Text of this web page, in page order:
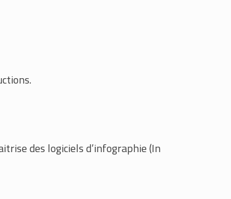
des logiciels d’infographie (In